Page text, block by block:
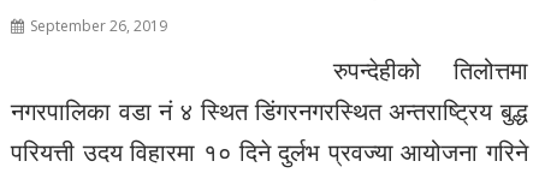
September 26, 2019
रुपन्देहीको तिलोत्तमा
नगरपालिका वडा नं ४ स्थित डिंगरनगरस्थित अन्तराष्ट्रिय बुद्ध
परियत्ती उदय विहारमा १० दिने दुर्लभ प्रवज्या आयोजना गरिने